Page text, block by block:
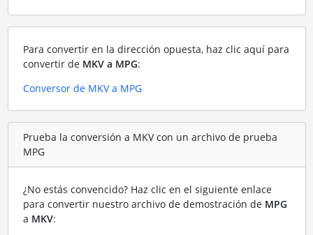
Para convertir en la dirección opuesta, haz clic aquí para
convertir de MKV a MPG:
Conversor de MKV a MPG
Prueba la conversión a MKV con un archivo de prueba
MPG
¿No estás convencido? Haz clic en el siguiente enlace
para convertir nuestro archivo de demostración de MPG
a MKV: